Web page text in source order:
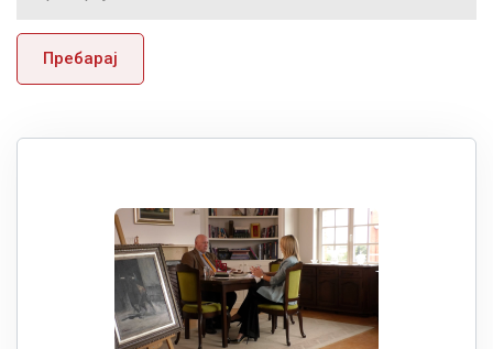
Пребарај